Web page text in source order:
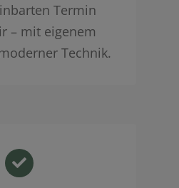
Termin
– mit eigenem
Technik.